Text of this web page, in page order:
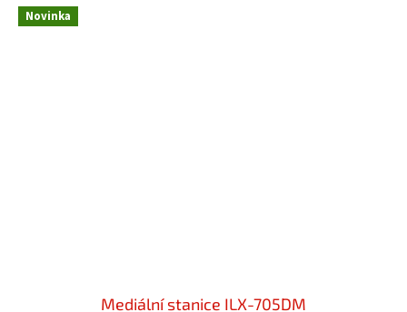
z
5
Novinka
Mediální stanice ILX-705DM